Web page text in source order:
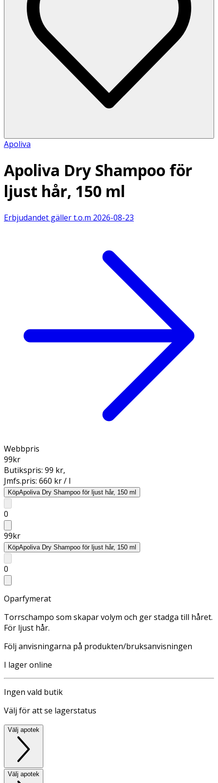
Apoliva
Apoliva Dry Shampoo för
ljust hår, 150 ml
Erbjudandet gäller t.o.m 2026-08-23
Webbpris
99kr
Butikspris: 99 kr,
Jmfs.pris: 660 kr / l
KöpApoliva Dry Shampoo för ljust hår, 150 ml
0
99kr
KöpApoliva Dry Shampoo för ljust hår, 150 ml
0
Oparfymerat
Torrschampo som skapar volym och ger stadga till håret.
För ljust hår.
Följ anvisningarna på produkten/bruksanvisningen
I lager online
Ingen vald butik
Välj för att se lagerstatus
Välj apotek
Välj apotek